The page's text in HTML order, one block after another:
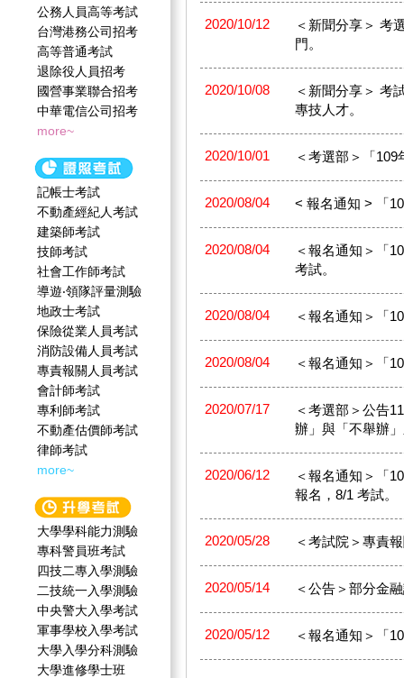
公務人員高等考試
台灣港務公司招考
高等普通考試
退除役人員招考
國營事業聯合招考
中華電信公司招考
more~
記帳士考試
不動產經紀人考試
建築師考試
技師考試
社會工作師‍考試
導遊‧領隊評量測驗
地政士考試
保險從業人員考試
消防設備人員考試
專責報關人員考試
會計師考試
專利師考試
不動產估價師考試
律師考試
more~
大學學科能力測驗
專科警員班考試
四技二專入學測驗
二技統一入學測驗
中央警大入學考試
軍事學校入學考試
大學入學分科測驗
大學進修學士班
2020/10/12
＜新聞分享＞ 考
門。
2020/10/08
＜新聞分享＞ 考
專技人才。
2020/10/01 ＜考選部＞「
2020/08/04 < 報名通知 > 「
2020/08/04
＜報名通知＞「
考試。
2020/08/04 ＜報名通知＞「
2020/08/04 ＜報名通知＞「
2020/07/17
＜考選部＞公告
辦」與「不舉辦
2020/06/12
＜報名通知＞「
報名，8/1 考試。
2020/05/28 ＜考試院＞專責
2020/05/14 ＜公告＞部分金
2020/05/12 ＜報名通知＞「